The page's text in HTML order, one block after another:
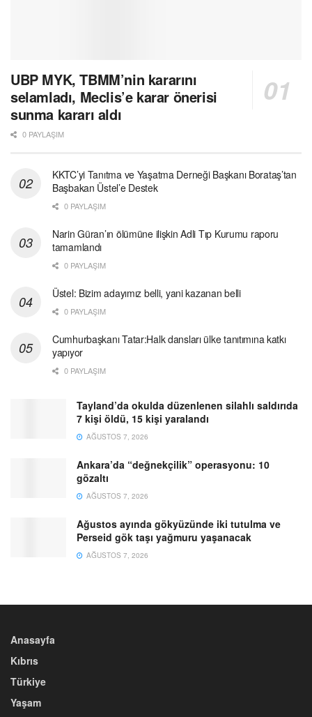
UBP MYK, TBMM’nin kararını
selamladı, Meclis’e karar önerisi
sunma kararı aldı
0 PAYLAŞIM
KKTC’yi Tanıtma ve Yaşatma Derneği Başkanı Borataş’tan
Başbakan Üstel’e Destek
0 PAYLAŞIM
Narin Güran’ın ölümüne ilişkin Adli Tıp Kurumu raporu
tamamlandı
0 PAYLAŞIM
Üstel: Bizim adayımız belli, yani kazanan belli
0 PAYLAŞIM
Cumhurbaşkanı Tatar:Halk dansları ülke tanıtımına katkı
yapıyor
0 PAYLAŞIM
Tayland’da okulda düzenlenen silahlı saldırıda
7 kişi öldü, 15 kişi yaralandı
AĞUSTOS 7, 2026
Ankara’da “değnekçilik” operasyonu: 10
gözaltı
AĞUSTOS 7, 2026
Ağustos ayında gökyüzünde iki tutulma ve
Perseid gök taşı yağmuru yaşanacak
AĞUSTOS 7, 2026
Anasayfa
Kıbrıs
Türkiye
Yaşam